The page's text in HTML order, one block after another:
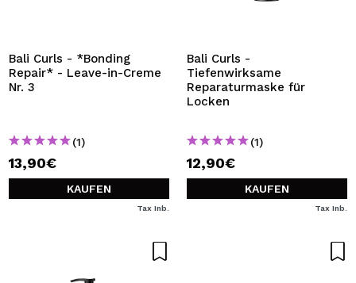
Durch die Erstellung eines Kontos bei Maquillalia.de
können Sie Ihre Einkäufe schnell tätigen, den Status Ihrer
Bestellungen überprüfen und Ihre bisherigen Vorgänge
BENUTZERKONTO ERSTELLEN
Bali Curls - *Bonding
Repair* - Leave-in-Creme
Nr. 3
(1)
13,90€
KAUFEN
Tax Inb.
Bali Curls -
Tiefenwirksame
Reparaturmaske für
Locken
(1)
12,90€
KAUFEN
Tax Inb.